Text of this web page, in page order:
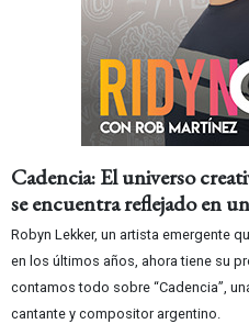
Cadencia: El universo
se encuentra reflejado en
Robyn Lekker, un artista emergente
en los últimos años, ahora tiene su
contamos todo sobre “Cadencia”,
cantante y compositor argentino.